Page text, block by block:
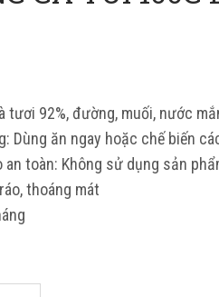
tươi 92%, đường, muối, nước
Dùng ăn ngay hoặc chế biến
toàn: Không sử dụng sản
thoáng mát